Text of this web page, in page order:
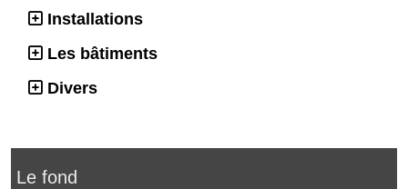
Installations
Les bâtiments
Divers
Le fond